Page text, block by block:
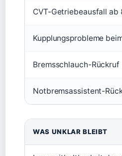
CVT-Getriebeausfall ab
Kupplungsprobleme
Bremsschlauch-
Notbremsassistent-
WAS UNKLAR BLEIBT